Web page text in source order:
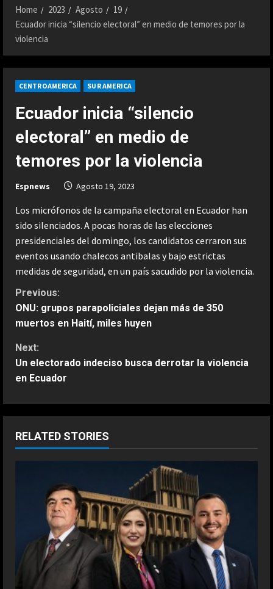
Home 2023 Agosto
19
Ecuador inicia “silencio electoral” en medio de temores por la
violencia
CENTROAMERICA SUR AMERICA
Ecuador inicia “silencio
electoral” en medio de
temores por la violencia
Espnews Agosto 19, 2023
Los micrófonos de la campaña electoral en Ecuador han
sido silenciados. A pocas horas de las elecciones
presidenciales del domingo, los candidatos cerraron sus
eventos usando chalecos antibalas y bajo estrictas
medidas de seguridad, en un país sacudido por la violencia.
C
o
n
t
i
u
a
Previous:
ONU: grupos parapoliciales dejan más de 350
muertos en Haití, miles huyen
Next:
Un electorado indeciso busca derrotar la violencia
en Ecuador
RELATED STORIES